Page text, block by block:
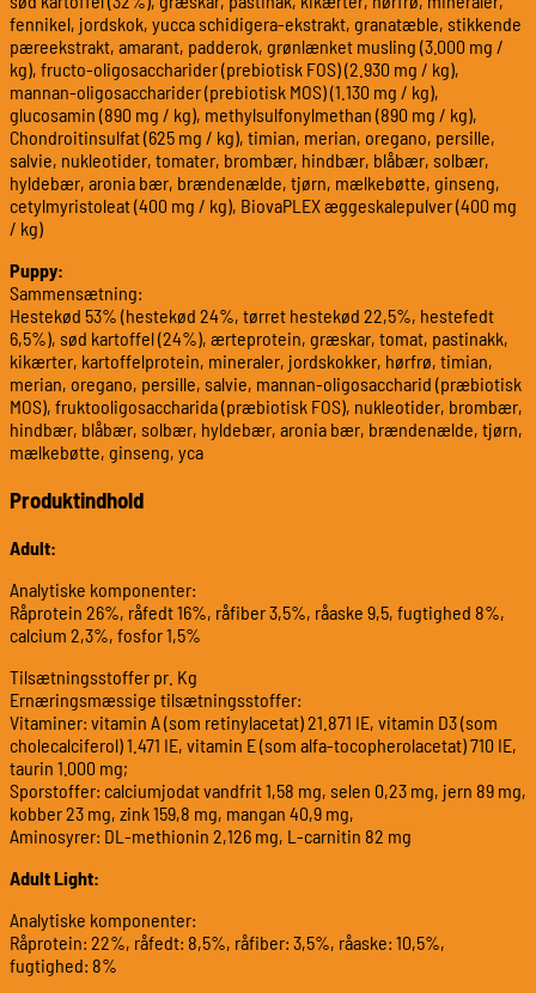
fennikel, jordskok, yucca schidigera-ekstrakt, granatæble, stikkende
pæreekstrakt, amarant, padderok, grønlænket musling (3.000 mg /
kg), fructo-oligosaccharider (prebiotisk FOS) (2.930 mg / kg),
mannan-oligosaccharider (prebiotisk MOS) (1.130 mg / kg),
glucosamin (890 mg / kg), methylsulfonylmethan (890 mg / kg),
Chondroitinsulfat (625 mg / kg), timian, merian, oregano, persille,
salvie, nukleotider, tomater, brombær, hindbær, blåbær, solbær,
hyldebær, aronia bær, brændenælde, tjørn, mælkebøtte, ginseng,
cetylmyristoleat (400 mg / kg), BiovaPLEX æggeskalepulver (400 mg
/ kg)
Puppy:
Sammensætning:
Hestekød 53% (hestekød 24%, tørret hestekød 22,5%, hestefedt
6,5%), sød kartoffel (24%), ærteprotein, græskar, tomat, pastinakk,
kikærter, kartoffelprotein, mineraler, jordskokker, hørfrø, timian,
merian, oregano, persille, salvie, mannan-oligosaccharid (præbiotisk
MOS), fruktooligosaccharida (præbiotisk FOS), nukleotider, brombær,
hindbær, blåbær, solbær, hyldebær, aronia bær, brændenælde, tjørn,
mælkebøtte, ginseng, yca
Produktindhold
Adult:
Analytiske komponenter:
Råprotein 26%, råfedt 16%, råfiber 3,5%, råaske 9,5, fugtighed 8%,
calcium 2,3%, fosfor 1,5%
Tilsætningsstoffer pr. Kg
Ernæringsmæssige tilsætningsstoffer:
Vitaminer: vitamin A (som retinylacetat) 21.871 IE, vitamin D3 (som
cholecalciferol) 1.471 IE, vitamin E (som alfa-tocopherolacetat) 710 IE,
taurin 1.000 mg;
Sporstoffer: calciumjodat vandfrit 1,58 mg, selen 0,23 mg, jern 89 mg,
kobber 23 mg, zink 159,8 mg, mangan 40,9 mg,
Aminosyrer: DL-methionin 2,126 mg, L-carnitin 82 mg
Adult Light:
Analytiske komponenter:
Råprotein: 22%, råfedt: 8,5%, råfiber: 3,5%, råaske: 10,5%,
fugtighed: 8%